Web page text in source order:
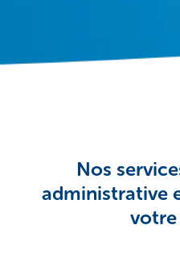
Nos
administrative